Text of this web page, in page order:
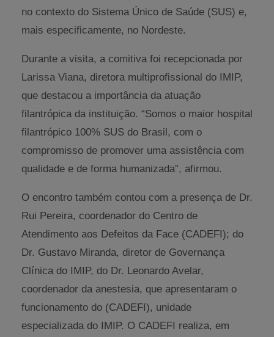
no contexto do Sistema Único de Saúde (SUS) e,
mais especificamente, no Nordeste.
Durante a visita, a comitiva foi recepcionada por
Larissa Viana, diretora multiprofissional do IMIP,
que destacou a importância da atuação
filantrópica da instituição. “Somos o maior hospital
filantrópico 100% SUS do Brasil, com o
compromisso de promover uma assistência com
qualidade e de forma humanizada”, afirmou.
O encontro também contou com a presença de Dr.
Rui Pereira, coordenador do Centro de
Atendimento aos Defeitos da Face (CADEFI); do
Dr. Gustavo Miranda, diretor de Governança
Clínica do IMIP, do Dr. Leonardo Avelar,
coordenador da anestesia, que apresentaram o
funcionamento do (CADEFI), unidade
especializada do IMIP. O CADEFI realiza, em